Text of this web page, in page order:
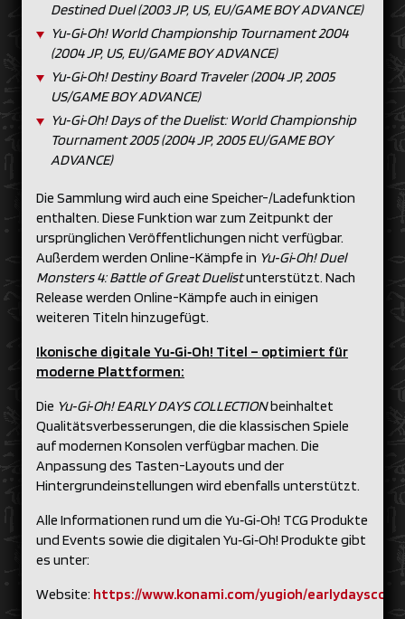
Destined Duel (2003 JP, US, EU/GAME BOY ADVANCE)
Yu‑Gi‑Oh! World Championship Tournament 2004
(2004 JP, US, EU/GAME BOY ADVANCE)
Yu‑Gi‑Oh! Destiny Board Traveler (2004 JP, 2005
US/GAME BOY ADVANCE)
Yu‑Gi‑Oh! Days of the Duelist: World Championship
Tournament 2005 (2004 JP, 2005 EU/GAME BOY
ADVANCE)
Die Sammlung wird auch eine Speicher-/Ladefunktion
enthalten. Diese Funktion war zum Zeitpunkt der
ursprünglichen Veröffentlichungen nicht verfügbar.
Außerdem werden Online-Kämpfe in Yu‑Gi‑Oh! Duel
Monsters 4: Battle of Great Duelistunterstützt. Nach
Release werden Online-Kämpfe auch in einigen
weiteren Titeln hinzugefügt.
Ikonische digitale Yu‑Gi‑Oh! Titel – optimiert für
moderne Plattformen:
Die Yu‑Gi‑Oh! EARLY DAYS COLLECTIONbeinhaltet
Qualitätsverbesserungen, die die klassischen Spiele
auf modernen Konsolen verfügbar machen. Die
Anpassung des Tasten-Layouts und der
Hintergrundeinstellungen wird ebenfalls unterstützt.
Alle Informationen rund um die Yu‑Gi‑Oh! TCG Produkte
und Events sowie die digitalen Yu‑Gi‑Oh! Produkte gibt
es unter:
Website: https://www.konami.com/yugioh/